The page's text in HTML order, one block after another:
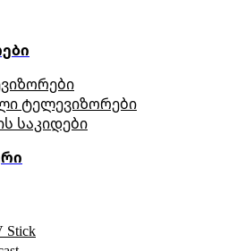
ტელევიზორები
საკიდები
Stick